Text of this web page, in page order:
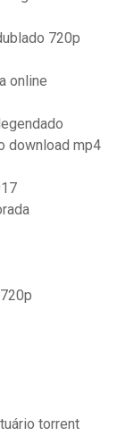
720p
online
download mp4
torrent